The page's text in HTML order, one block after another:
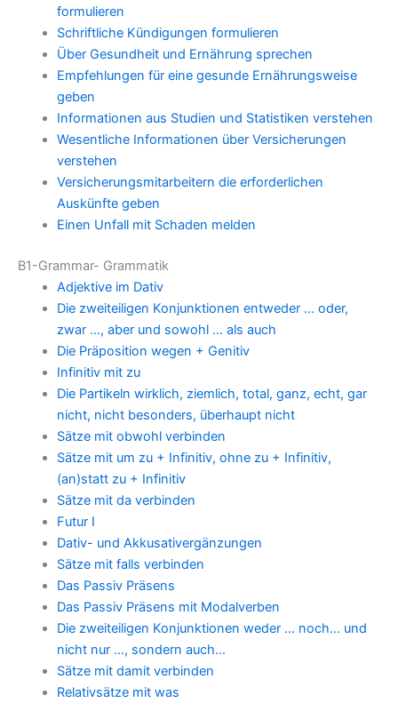
formulieren
Schriftliche Kündigungen formulieren
Über Gesundheit und Ernährung sprechen
Empfehlungen für eine gesunde Ernährungsweise
geben
Informationen aus Studien und Statistiken verstehen
Wesentliche Informationen über Versicherungen
verstehen
Versicherungsmitarbeitern die erforderlichen
Auskünfte geben
Einen Unfall mit Schaden melden
B1-Grammar- Grammatik
Adjektive im Dativ
Die zweiteiligen Konjunktionen entweder … oder,
zwar …, aber und sowohl … als auch
Die Präposition wegen + Genitiv
Infinitiv mit zu
Die Partikeln wirklich, ziemlich, total, ganz, echt, gar
nicht, nicht besonders, überhaupt nicht
Sätze mit obwohl verbinden
Sätze mit um zu + Infinitiv, ohne zu + Infinitiv,
(an)statt zu + Infinitiv
Sätze mit da verbinden
Futur I
Dativ- und Akkusativergänzungen
Sätze mit falls verbinden
Das Passiv Präsens
Das Passiv Präsens mit Modalverben
Die zweiteiligen Konjunktionen weder … noch… und
nicht nur …, sondern auch…
Sätze mit damit verbinden
Relativsätze mit was